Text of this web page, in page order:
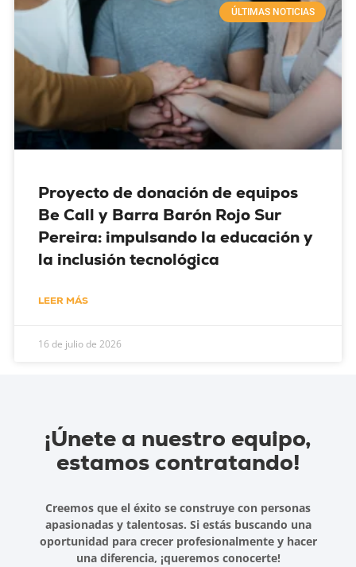
ÚLTIMAS NOTICIAS
Proyecto de donación de equipos
Be Call y Barra Barón Rojo Sur
Pereira: impulsando la educación y
la inclusión tecnológica
LEER MÁS
16 de julio de 2026
¡Únete a nuestro equipo,
estamos contratando!
Creemos que el éxito se construye con personas
apasionadas y talentosas. Si estás buscando una
oportunidad para crecer profesionalmente y hacer
una diferencia, ¡queremos conocerte!